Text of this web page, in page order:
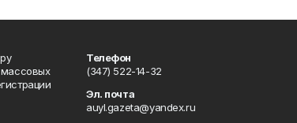
массовых
Телефон
(347) 522-14-32
Эл. почта
auyl.gazeta@yandex.ru